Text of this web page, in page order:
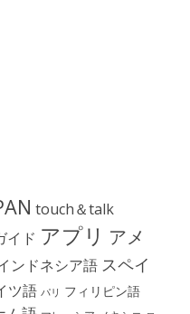
touch＆talk
イド アプリ アメ
ンドネシア語 スペイ
ツ語 パリ フィリピン語